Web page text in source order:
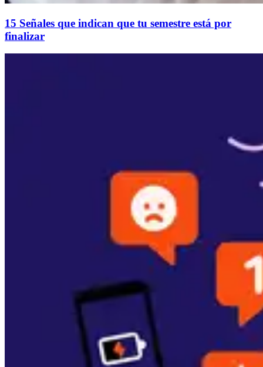
15 Señales que indican que tu semestre está por
finalizar